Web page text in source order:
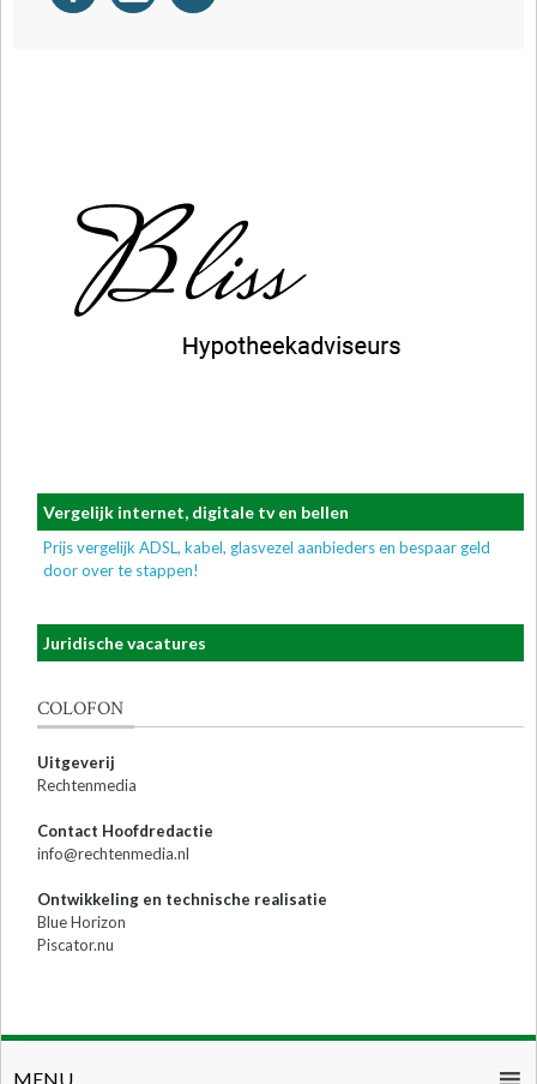
Vergelijk internet, digitale tv en bellen
Prijs vergelijk ADSL, kabel, glasvezel aanbieders en bespaar geld
door over te stappen!
Juridische vacatures
COLOFON
Uitgeverij
Rechtenmedia
Contact Hoofdredactie
info@rechtenmedia.nl
Ontwikkeling en technische realisatie
Blue Horizon
Piscator.nu
MENU